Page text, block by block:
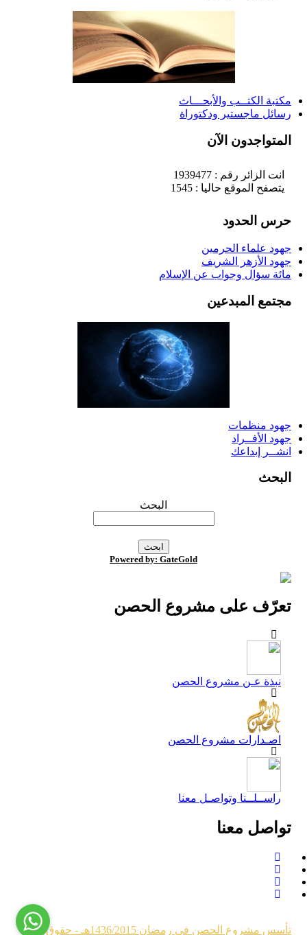
مكتبة الكتــب والأبحـــاث
رسائل ماجستير ودكتوراة
المتواجدون الآن
انت الزائر رقم : 1939477
يتصفح الموقع حاليا : 1545
حرس الحدود
جهود علماء الحرمين
جهود الأزهر الشريف
مائة سؤال وجواب عن الإسلام
مجتمع المبدعين
جهود منظمات
جهود الأفــراد
انشــر إبداعك
البحث
البحث
Powered by: GateGold
تعرّف على مشروع الحصن
نبذة عـن مشروع الحصن
اصـدارات مشروع الحصن
راســلــنا وتواصـل معنا
تواصل معنا
تأسس مشروع الحصن في رمضان 1436/2015هـ - حقوق